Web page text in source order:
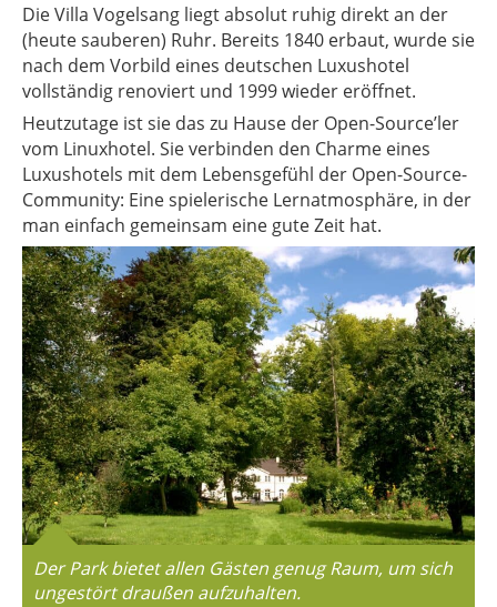
Die Villa Vogelsang liegt absolut ruhig direkt an der
(heute sauberen) Ruhr. Bereits 1840 erbaut, wurde sie
nach dem Vorbild eines deutschen Luxushotel
vollständig renoviert und 1999 wieder eröffnet.
Heutzutage ist sie das zu Hause der Open-Source’ler
vom Linuxhotel. Sie verbinden den Charme eines
Luxushotels mit dem Lebensgefühl der Open-Source-
Community: Eine spielerische Lernatmosphäre, in der
man einfach gemeinsam eine gute Zeit hat.
Der Park bietet allen Gästen genug Raum, um sich
ungestört draußen aufzuhalten.